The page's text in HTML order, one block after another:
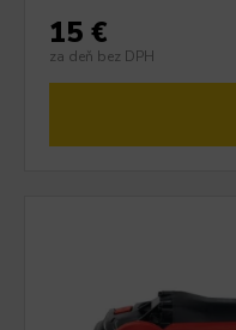
15 €
za deň bez DPH